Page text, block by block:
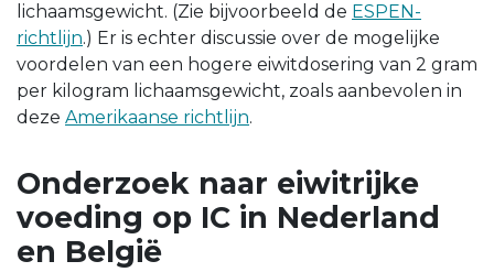
lichaamsgewicht. (Zie bijvoorbeeld de ESPEN-
richtlijn.) Er is echter discussie over de mogelijke
voordelen van een hogere eiwitdosering van 2 gram
per kilogram lichaamsgewicht, zoals aanbevolen in
deze Amerikaanse richtlijn.
Onderzoek naar eiwitrijke
voeding op IC in Nederland
en België